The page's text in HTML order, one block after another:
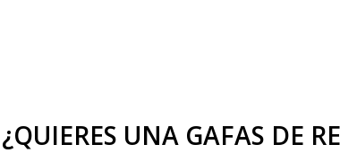
¿QUIERES UNA GAFAS DE